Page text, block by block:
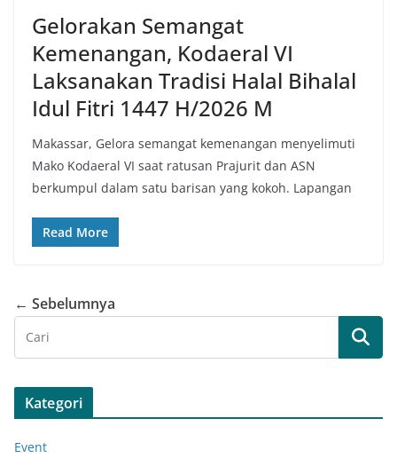
Gelorakan Semangat
Kemenangan, Kodaeral VI
Laksanakan Tradisi Halal Bihalal
Idul Fitri 1447 H/2026 M
​Makassar, Gelora semangat kemenangan menyelimuti
Mako Kodaeral VI saat ratusan Prajurit dan ASN
berkumpul dalam satu barisan yang kokoh. Lapangan
Read More
← Sebelumnya
Kategori
Event